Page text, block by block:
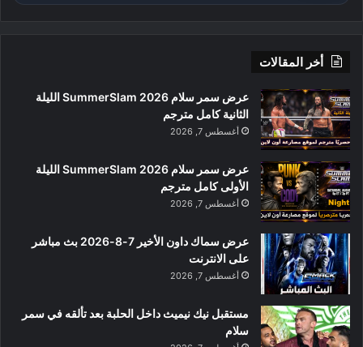
أخر المقالات
عرض سمر سلام SummerSlam 2026 الليلة
الثانية كامل مترجم
أغسطس 7, 2026
عرض سمر سلام SummerSlam 2026 الليلة
الأولى كامل مترجم
أغسطس 7, 2026
عرض سماك داون الأخير 7-8-2026 بث مباشر
على الانترنت
أغسطس 7, 2026
مستقبل نيك نيميث داخل الحلبة بعد تألقه في سمر
سلام